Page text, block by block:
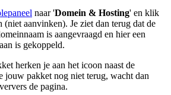
naar 'Domein & Hosting' en klik
(niet aanvinken). Je ziet dan terug dat de
is aangevraagd en hier een
is gekoppeld.
herken je aan het icoon naast de
jouw pakket nog niet terug, wacht dan
de pagina.